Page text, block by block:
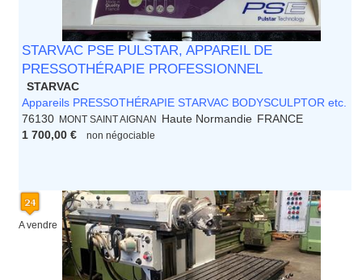
STARVAC PSE PULSTAR, APPAREIL DE
PRESSOTHÉRAPIE PROFESSIONNEL
STARVAC
Appareils PRESSOTHÉRAPIE STARVAC BODYSCULPTOR etc.
76130 MONT SAINT AIGNAN Haute Normandie FRANCE
1 700,00 €
non négociable
A vendre